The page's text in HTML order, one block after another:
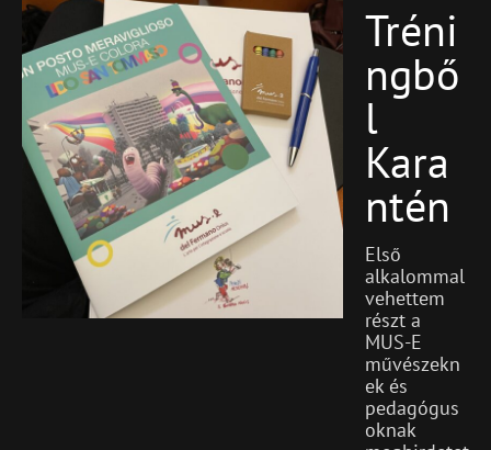
Blog Featured Tréni
Ngbő
L
Kara
Ntén
Első
alkalommal
vehettem
részt a
MUS-E
művészekn
ek és
pedagógus
oknak